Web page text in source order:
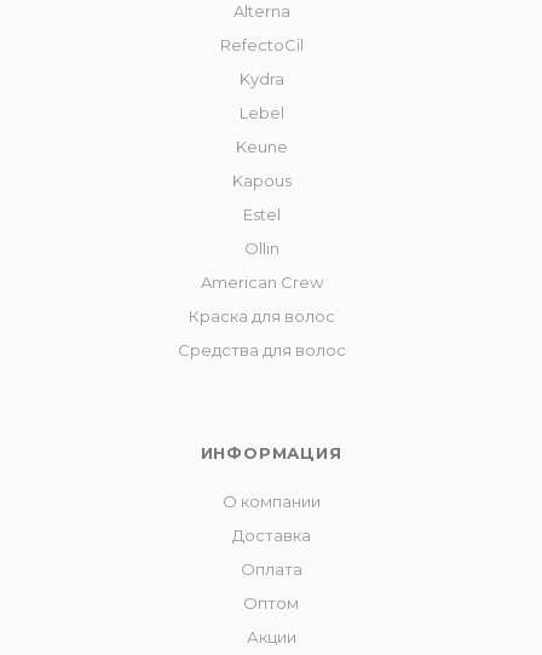
Alterna
RefectoCil
Kydra
Lebel
Keune
Kapous
Estel
Ollin
American Crew
Краска для волос
Средства для волос
ИНФОРМАЦИЯ
О компании
Доставка
Оплата
Оптом
Акции